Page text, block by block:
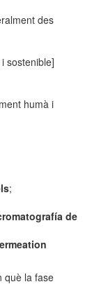
des
sostenible]
humà i
;
de
què la fase